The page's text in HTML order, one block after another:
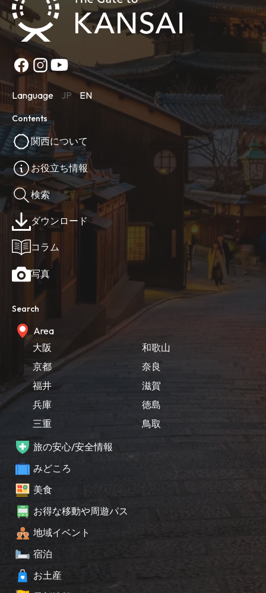
Language JP EN
Contents
関西について
お役立ち情報
検索
ダウンロード
コラム
写真
Search
Area
大阪
京都
福井
兵庫
三重
和歌山
奈良
滋賀
徳島
鳥取
旅の安心/安全情報
みどころ
美食
お得な移動や周遊パス
地域イベント
宿泊
お土産